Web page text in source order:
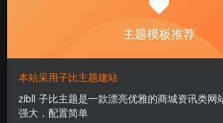
主题模板推荐
本站采用子比主题建站
zibll 子比主题是一款漂亮优雅的商城资讯类网
强大，配置简单